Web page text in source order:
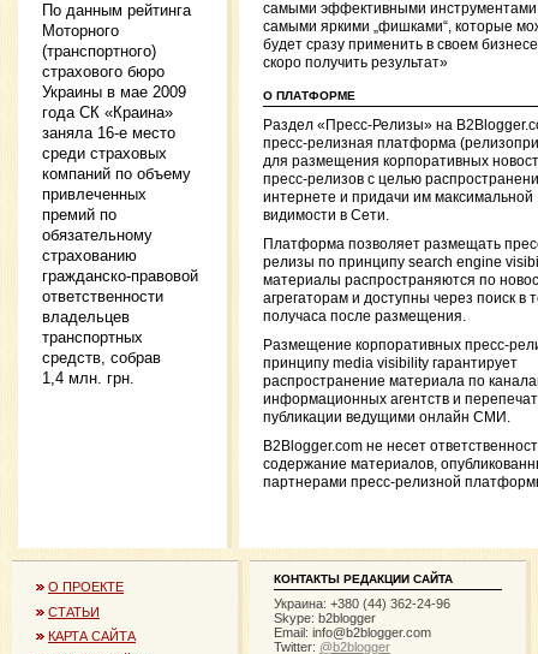
По данным рейтинга
Моторного
(транспортного)
страхового бюро
Украины в мае 2009
года СК «Краина»
заняла 16-е место
среди страховых
компаний по объему
привлеченных
премий по
обязательному
страхованию
гражданско-правовой
ответственности
владельцев
транспортных
средств, собрав
1,4 млн. грн.
самыми эффективными
самыми яркими „фишками“, которые
будет сразу применить в своем
скоро получить результат»
О ПЛАТФОРМЕ
Раздел «Пресс-Релизы» на
пресс-релизная платформа
для размещения корпоративных
пресс-релизов с целью
интернете и придачи им максимальной
видимости в Сети.
Платформа позволяет размещать
релизы по принципу search engine
материалы распространяются по
агрегаторам и доступны через поиск в
получаса после размещения.
Размещение корпоративных пресс-
принципу media visibility гарантирует
распространение материала по
информационных агентств и
публикации ведущими онлайн СМИ.
B2Blogger.com не несет
содержание материалов,
партнерами пресс-релизной
О ПРОЕКТЕ
СТАТЬИ
КАРТА САЙТА
КОНТАКТЫ РЕДАКЦИИ САЙТА
Украина: +380 (44) 362-24-96
Skype: b2blogger
Email: info@b2blogger.com
Twitter: @b2blogger